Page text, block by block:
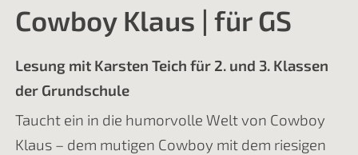
Cowboy Klaus | für GS
Lesung mit Karsten Teich für 2. und 3. Klassen
der Grundschule
Taucht ein in die humorvolle Welt von Cowboy
Klaus – dem mutigen Cowboy mit dem riesigen